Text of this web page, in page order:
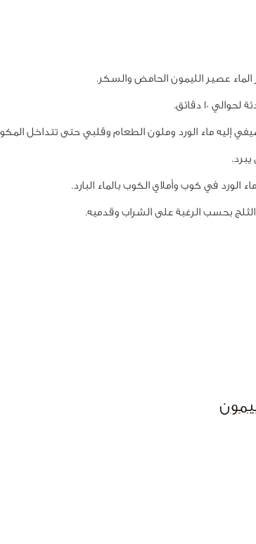
عصير الليمون الحامض والسكر.
10 دقائق.
إليه ماء الورد وملون الطعام وقلبي حتى تتداخل
يبرد.
في كوب وأملاي الكوب بالماء البارد.
بحسب الرغبة على الشراب وقدميه.